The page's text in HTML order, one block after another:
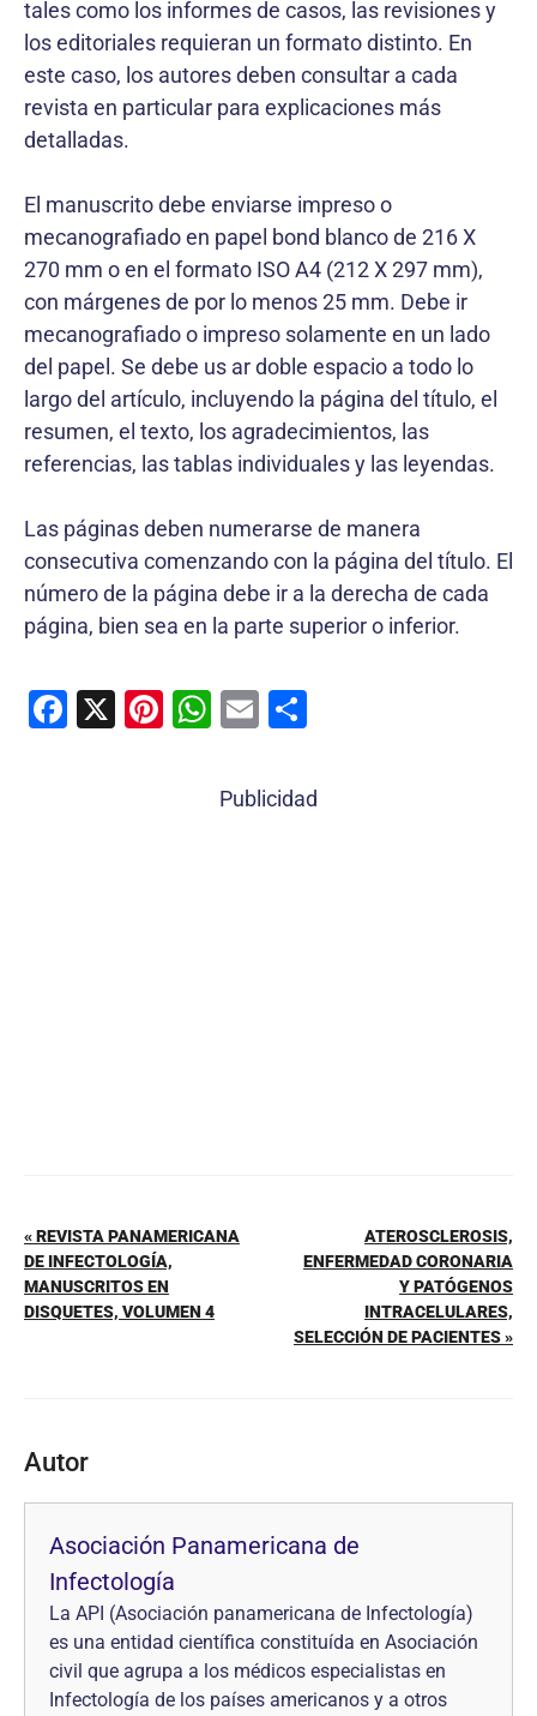
tales como los informes de casos, las revisiones y
los editoriales requieran un formato distinto. En
este caso, los autores deben consultar a cada
revista en particular para explicaciones más
detalladas.
El manuscrito debe enviarse impreso o
mecanografiado en papel bond blanco de 216 X
270 mm o en el formato ISO A4 (212 X 297 mm),
con márgenes de por lo menos 25 mm. Debe ir
mecanografiado o impreso solamente en un lado
del papel. Se debe us ar doble espacio a todo lo
largo del artículo, incluyendo la página del título, el
resumen, el texto, los agradecimientos, las
referencias, las tablas individuales y las leyendas.
Las páginas deben numerarse de manera
consecutiva comenzando con la página del título. El
número de la página debe ir a la derecha de cada
página, bien sea en la parte superior o inferior.
F
X
Pi W
at
E
ai m
Publicidad
« REVISTA PANAMERICANA
DE INFECTOLOGÍA,
MANUSCRITOS EN
DISQUETES, VOLUMEN 4
ATEROSCLEROSIS,
ENFERMEDAD CORONARIA
Y PATÓGENOS
INTRACELULARES,
SELECCIÓN DE PACIENTES »
Autor
Asociación Panamericana de
Infectología
La API (Asociación panamericana de Infectología)
es una entidad científica constituída en Asociación
civil que agrupa a los médicos especialistas en
Infectología de los países americanos y a otros